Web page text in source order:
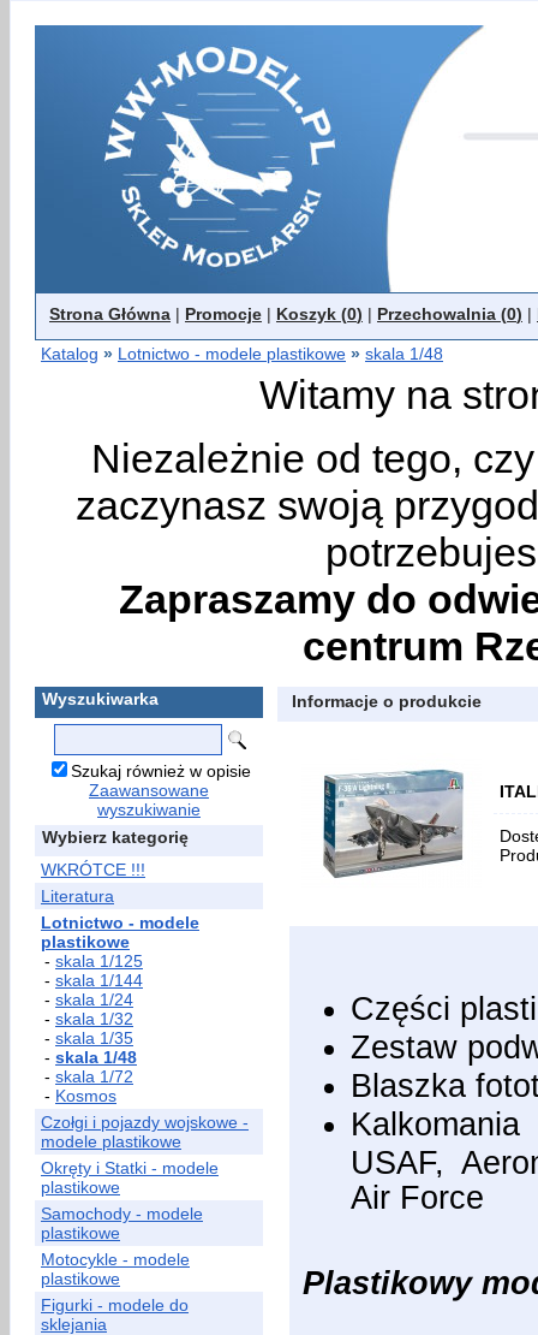
Strona Główna | Promocje | Koszyk (0) | Przechowalnia (0) |
Katalog » Lotnictwo - modele plastikowe » skala 1/48
Witamy na
Niezależnie od tego,
zaczynasz swoją
Zapraszamy do
centrum
Wyszukiwarka
Szukaj również w opisie
Zaawansowane
wyszukiwanie
Wybierz kategorię
WKRÓTCE !!!
Literatura
Lotnictwo - modele
plastikowe
- skala 1/125
- skala 1/144
- skala 1/24
- skala 1/32
- skala 1/35
- skala 1/48
- skala 1/72
- Kosmos
Czołgi i pojazdy wojskowe -
modele plastikowe
Okręty i Statki - modele
plastikowe
Samochody - modele
plastikowe
Motocykle - modele
plastikowe
Figurki - modele do
sklejania
Informacje o produkcie
Części
Zestaw
Blaszka
USAF,
Air Force
Plastikowy